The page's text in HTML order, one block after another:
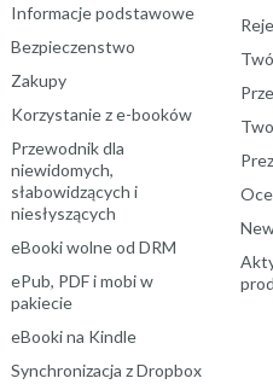
Informacje podstawowe
Bezpieczenstwo
Zakupy
Korzystanie z e-booków
Przewodnik dla
niewidomych,
słabowidzących i
niesłyszących
eBooki wolne od DRM
ePub, PDF i mobi w
pakiecie
eBooki na Kindle
Synchronizacja z Dropbox